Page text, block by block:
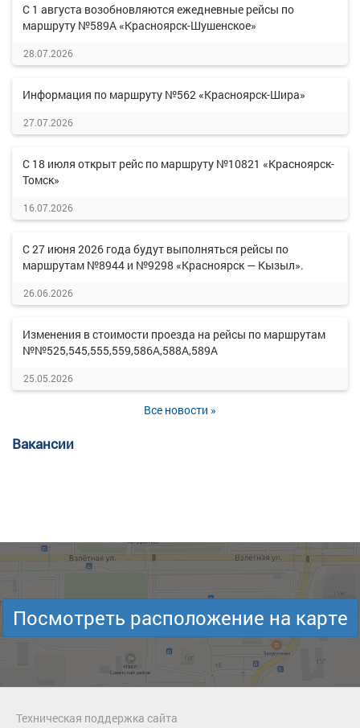
С 1 августа возобновляются ежедневные рейсы по
маршруту №589А «Красноярск-Шушенское»
28.07.2026
Информация по маршруту №562 «Красноярск-Шира»
27.07.2026
С 18 июля открыт рейс по маршруту №10821 «Красноярск-
Томск»
16.07.2026
С 27 июня 2026 года будут выполняться рейсы по
маршрутам №8944 и №9298 «Красноярск — Кызыл».
26.06.2026
Изменения в стоимости проезда на рейсы по маршрутам
№№525,545,555,559,586А,588А,589А
25.05.2026
Все новости »
Вакансии
Посмотреть расположение на карте
Техническая поддержка сайта